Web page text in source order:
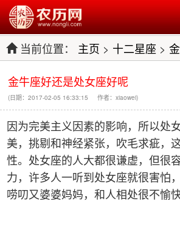
当前位置： 主页 > 十二星座 >
金牛座好还是处女座好呢
(日期：2017-02-05 16:33:15 作者：xiaowei)
因为完美主义因素的影响，所以处
美，挑剔和神经紧张，吹毛求疵，
性。处女座的人大都很谦虚，但很
力，许多人一听到处女座就很害怕
唠叨又婆婆妈妈，和人相处很不愉快